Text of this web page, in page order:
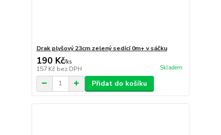
Drak plyšový 23cm zelený sedící 0m+ v sáčku
190 Kč/ks
157 Kč bez DPH Skladem
Přidat do košíku